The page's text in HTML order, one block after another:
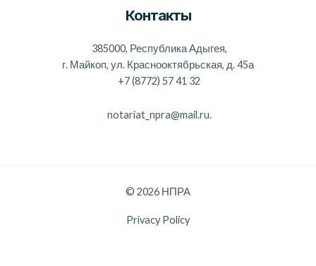
Контакты
385000, Республика Адыгея,
г. Майкоп, ул. Краснооктябрьская, д. 45а
+7 (8772) 57 41 32
notariat_npra@mail.ru.
© 2026 НПРА
Privacy Policy